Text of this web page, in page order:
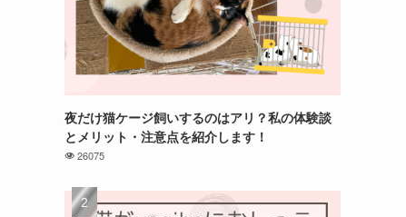
夜だけ猫ケージ飼いするのはアリ？私の体験談
とメリット・注意点を紹介します！
26075